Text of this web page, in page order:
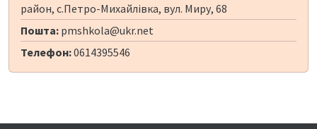
район, с.Петро-Михайлівка, вул. Миру, 68
Пошта: pmshkola@ukr.net
Телефон:0614395546